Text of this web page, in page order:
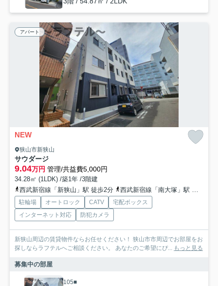
アパート
NEW
狭山市新狭山
サウダージ
9.04万円 管理/共益費5,000円
34.28㎡ (1LDK) /築1年 /3階建
西武新宿線「新狭山」駅 徒歩2分
西武新宿線「南大塚」駅 徒歩35分
駐輪場 オートロック CATV
宅配ボックス
インターネット対応
防犯カメラ
新狭山周辺の賃貸物件ならお任せください！ 狭山市市周辺でお部屋をお
探しならラフテルへご相談ください。 あなたのご希望にぴ...
もっと見る
募集中の部屋
105■